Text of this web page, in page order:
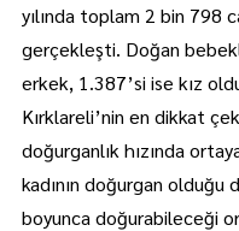
yılında toplam 2 bin 798
gerçekleşti. Doğan
erkek, 1.387’si ise kız
Kırklareli’nin en dikkat
doğurganlık hızında
kadının doğurgan olduğu
boyunca doğurabileceği